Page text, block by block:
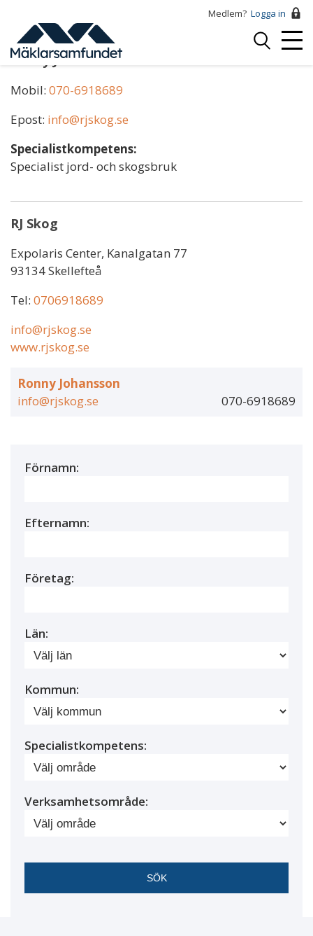
huvudinnehåll
Medlem? Logga in
Logga
Ronny Johansson
Mobil: 070-6918689
Epost: info@rjskog.se
Specialistkompetens:
Specialist jord- och skogsbruk
RJ Skog
Expolaris Center, Kanalgatan 77
93134 Skellefteå
Tel: 0706918689
info@rjskog.se
www.rjskog.se
Ronny Johansson
info@rjskog.se
070-6918689
Förnamn:
Efternamn:
Företag:
Län:
Kommun:
Specialistkompetens:
Verksamhetsområde: